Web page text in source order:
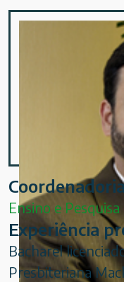
Ensino e
Experiência
Bacharel
Presbiteriana